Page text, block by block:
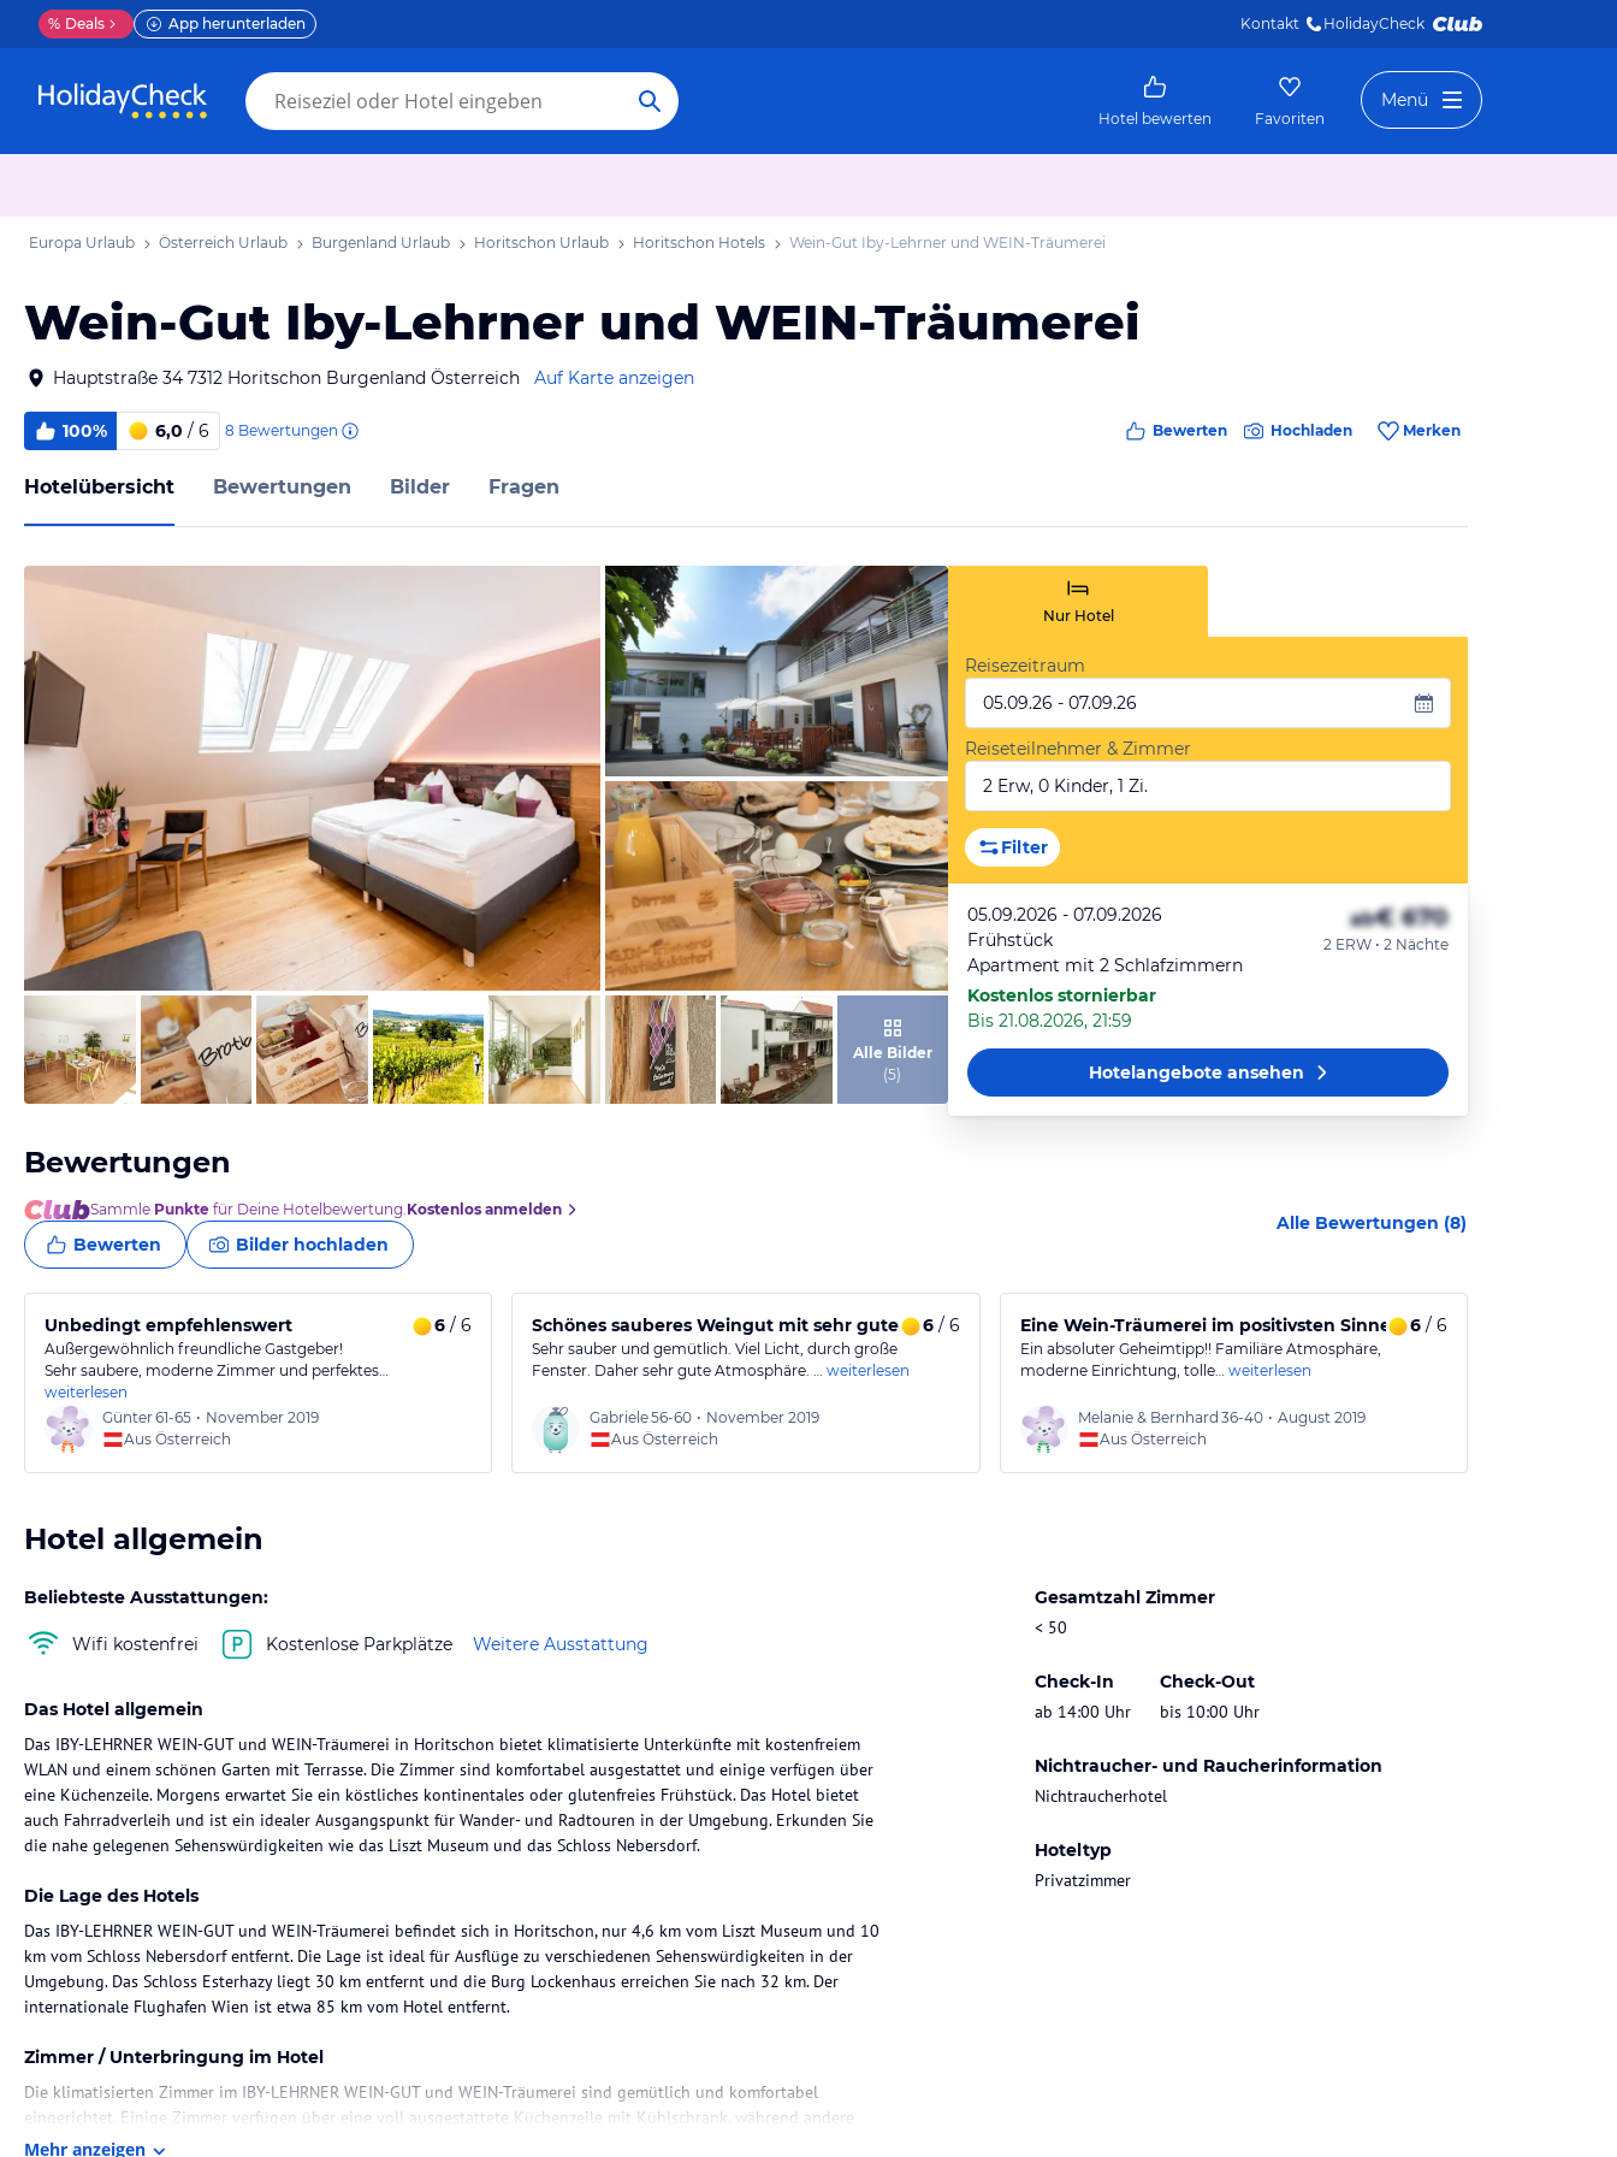
% Deals App herunterladen Kontakt HolidayCheck
Hotel bewerten Favoriten
Menü
Europa Urlaub Österreich Urlaub Burgenland Urlaub Horitschon Urlaub Horitschon Hotels Wein-Gut Iby-Lehrner und WEIN-Träumerei
Wein-Gut Iby-Lehrner und WEIN-Träumerei
Hauptstraße 34 7312 Horitschon Burgenland Österreich Auf Karte anzeigen
100% 6,0 / 6 8 Bewertungen Bewerten Hochladen Merken
Hotelübersicht Bewertungen Bilder Fragen
von Booking.com
von Booking.com
von Booking.com
Alle Bilder
(5)
Nur Hotel
Reisezeitraum
05.09.26 - 07.09.26
Reiseteilnehmer & Zimmer
2 Erw, 0 Kinder, 1 Zi.
Filter
05.09.2026 - 07.09.2026
Frühstück
Apartment mit 2 Schlafzimmern
Kostenlos stornierbar
Bis 21.08.2026, 21:59
ab€ 670
2 ERW • 2 Nächte
Hotelangeboteansehen
Bewertungen
Sammle Punkte für Deine Hotelbewertung.Kostenlos anmelden
Bewerten Bilder hochladen
Alle Bewertungen (8)
Unbedingt empfehlenswert 6 / 6
Außergewöhnlich freundliche Gastgeber!
Sehr saubere, moderne Zimmer und perfektes…
weiterlesen
Günter61-65 • November 2019
Aus Österreich
Schönes sauberes Weingut mit sehr gutem Wein.
6/ 6
Sehr sauber und gemütlich. Viel Licht, durch große
Fenster. Daher sehr gute Atmosphäre. … weiterlesen
Gabriele56-60 • November 2019
Aus Österreich
Eine Wein-Träumerei im positivsten Sinne! 6/ 6
Ein absoluter Geheimtipp!! Familiäre Atmosphäre,
moderne Einrichtung, tolle… weiterlesen
Melanie & Bernhard 36-40 • August 2019
Aus Österreich
Hotel allgemein
Beliebteste Ausstattungen:
Wifi kostenfrei Kostenlose Parkplätze Weitere Ausstattung
Gesamtzahl Zimmer
< 50
Check-In
ab 14:00 Uhr
Check-Out
bis 10:00 Uhr
Nichtraucher- und Raucherinformation
Nichtraucherhotel
Hoteltyp
Privatzimmer
Das Hotel allgemein
Das IBY-LEHRNER WEIN-GUT und WEIN-Träumerei in Horitschon bietet klimatisierte Unterkünfte mit kostenfreiem
WLAN und einem schönen Garten mit Terrasse. Die Zimmer sind komfortabel ausgestattet und einige verfügen über
eine Küchenzeile. Morgens erwartet Sie ein köstliches kontinentales oder glutenfreies Frühstück. Das Hotel bietet
auch Fahrradverleih und ist ein idealer Ausgangspunkt für Wander- und Radtouren in der Umgebung. Erkunden Sie
die nahe gelegenen Sehenswürdigkeiten wie das Liszt Museum und das Schloss Nebersdorf.
Die Lage des Hotels
Das IBY-LEHRNER WEIN-GUT und WEIN-Träumerei befindet sich in Horitschon, nur 4,6 km vom Liszt Museum und 10
km vom Schloss Nebersdorf entfernt. Die Lage ist ideal für Ausflüge zu verschiedenen Sehenswürdigkeiten in der
Umgebung. Das Schloss Esterhazy liegt 30 km entfernt und die Burg Lockenhaus erreichen Sie nach 32 km. Der
internationale Flughafen Wien ist etwa 85 km vom Hotel entfernt.
Zimmer / Unterbringung im Hotel
Die klimatisierten Zimmer im IBY-LEHRNER WEIN-GUT und WEIN-Träumerei sind gemütlich und komfortabel
eingerichtet. Einige Zimmer verfügen über eine voll ausgestattete Küchenzeile mit Kühlschrank, während andere
über Kabel-TV und ein eigenes Badezimmer mit Dusche und kostenlosen Pflegeprodukten verfügen. Kostenloses
Mehr anzeigen